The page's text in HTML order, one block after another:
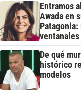
Entramos
Awada en
De qué
histórico
modelos